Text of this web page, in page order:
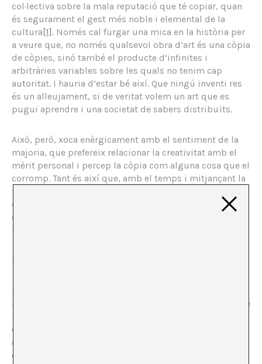
col·lectiva sobre la mala reputació que té copiar, quan
és segurament el gest més noble i elemental de la
cultura [1] . Només cal furgar una mica en la història per
a veure que, no només qualsevol obra d’art és una còpia
de còpies, sinó també el producte d’infinites i
arbitràries variables sobre les quals no tenim cap
autoritat. I hauria d’estar bé així. Que ningú inventi res
és un alleujament, si de veritat volem un art que es
pugui aprendre i una societat de sabers distribuïts.
Això, però, xoca enèrgicament amb el sentiment de la
majoria, que prefereix relacionar la creativitat amb el
mèrit personal i percep la còpia com alguna cosa que el
corromp. Tant és així que, amb el temps i mitjançant la
meva pròpia pràctica, he arribat a la conclusió que el
culte a la personalitat no és només un accessori o una
característica més, sinó un element estructural,
homeostàtic, de l’art.
Em quedo amb dos perquès.
El primer és de tipus cognitiu, i descriu copiar com un
procés involuntari, constant i necessari. No importa que
repetim patrons biològics i socials ancestrals -patrons
que estan tatuats en els nostres gens i han estat
autoreplicats al llarg de centenars de milers d’anys
d’evolució. No importa que la nostra subjectivitat